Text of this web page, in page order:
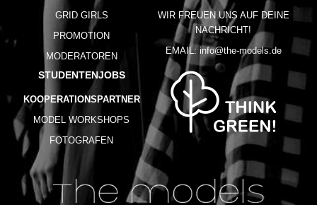
GRID GIRLS
PROMOTION
MODERATOREN
STUDENTENJOBS
KOOPERATIONSPARTNER
MODEL WORKSHOPS
FOTOGRAFEN
WIR FREUEN UNS AUF DEINE
NACHRICHT!
EMAIL: info@the-models.de